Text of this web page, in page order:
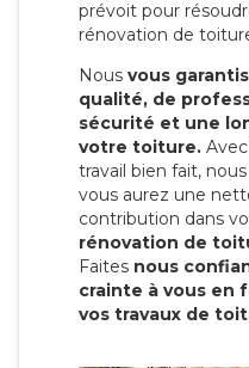
prévoit pour
rénovation de
Nous vous
qualité, de
sécurité et une
votre toiture.
travail bien fait,
vous aurez une
contribution dans
rénovation de
Faites nous
crainte à vous en
vos travaux de